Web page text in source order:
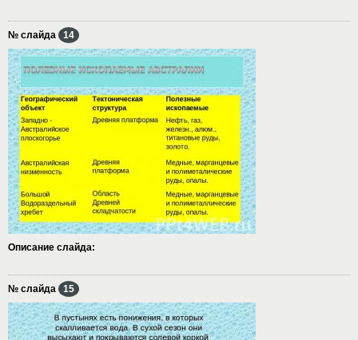
№ слайда 14
Описание слайда:
№ слайда 15